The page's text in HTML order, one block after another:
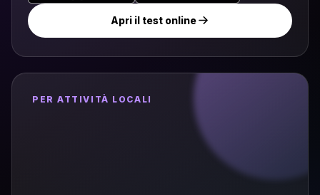
Apri il test online
PER ATTIVITÀ LOCALI